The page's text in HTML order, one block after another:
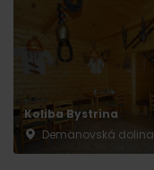
Koliba Bystrina
Demänovská dolina
Príchod